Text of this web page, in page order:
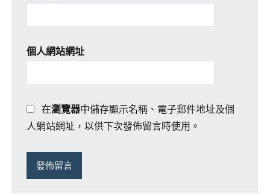
個人網站網址
在瀏覽器中儲存顯示名稱、電子郵件地址及個
人網站網址，以供下次發佈留言時使用。